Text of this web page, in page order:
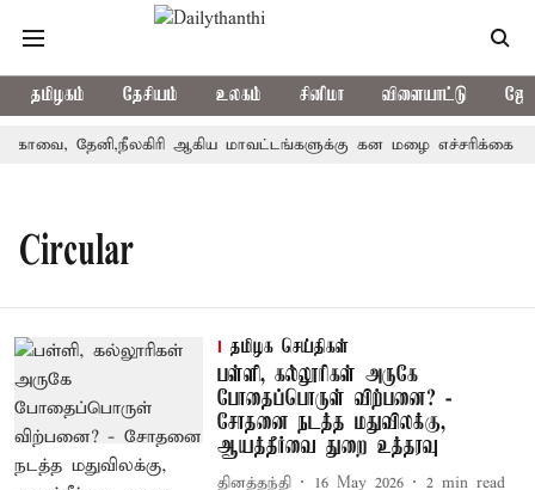
தமிழகம் தேசியம் உலகம் சினிமா விளையாட்டு
தேனி,நீலகிரி ஆகிய மாவட்டங்களுக்கு கன மழை எச்சரிக்கை
Circular
தமிழக செய்திகள்
பள்ளி, கல்லூரிகள் அருகே
போதைப்பொருள் விற்பனை? -
சோதனை நடத்த மதுவிலக்கு,
ஆயத்தீர்வை துறை உத்தரவு
தினத்தந்தி 16 May 2026 2 min read